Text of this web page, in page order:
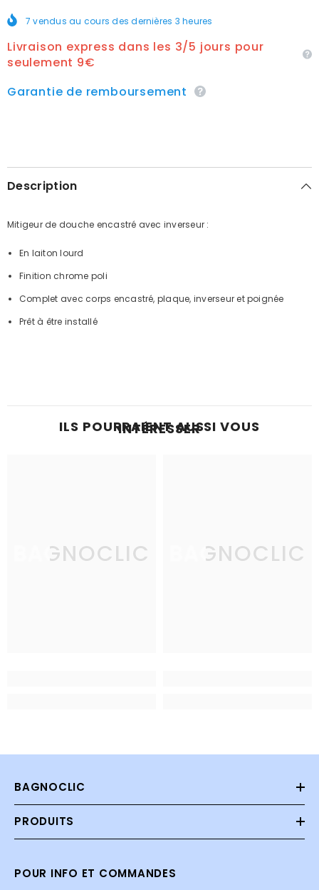
7 vendus au cours des dernières 3 heures
Livraison express dans les 3/5 jours pour
seulement 9€
Garantie de remboursement
Description
Mitigeur de douche encastré avec inverseur :
En laiton lourd
Finition chrome poli
Complet avec corps encastré, plaque, inverseur et poignée
Prêt à être installé
ILS POURRAIENT AUSSI VOUS
INTÉRESSER
BAGNOCLIC BAGNOCLIC
BAGNOCLIC
PRODUITS
POUR INFO ET COMMANDES